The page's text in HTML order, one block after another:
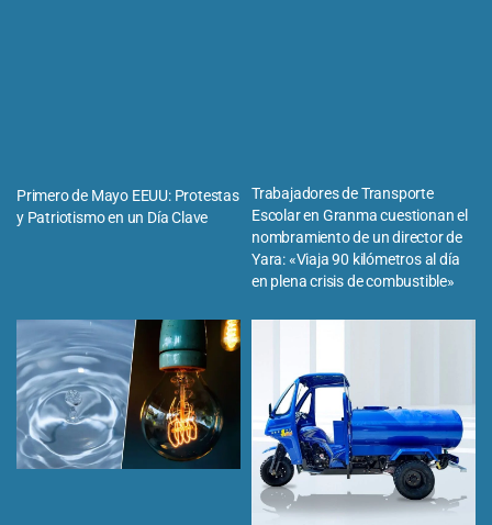
Primero de Mayo EEUU: Protestas
y Patriotismo en un Día Clave
Trabajadores de Transporte
Escolar en Granma cuestionan el
nombramiento de un director de
Yara: «Viaja 90 kilómetros al día
en plena crisis de combustible»